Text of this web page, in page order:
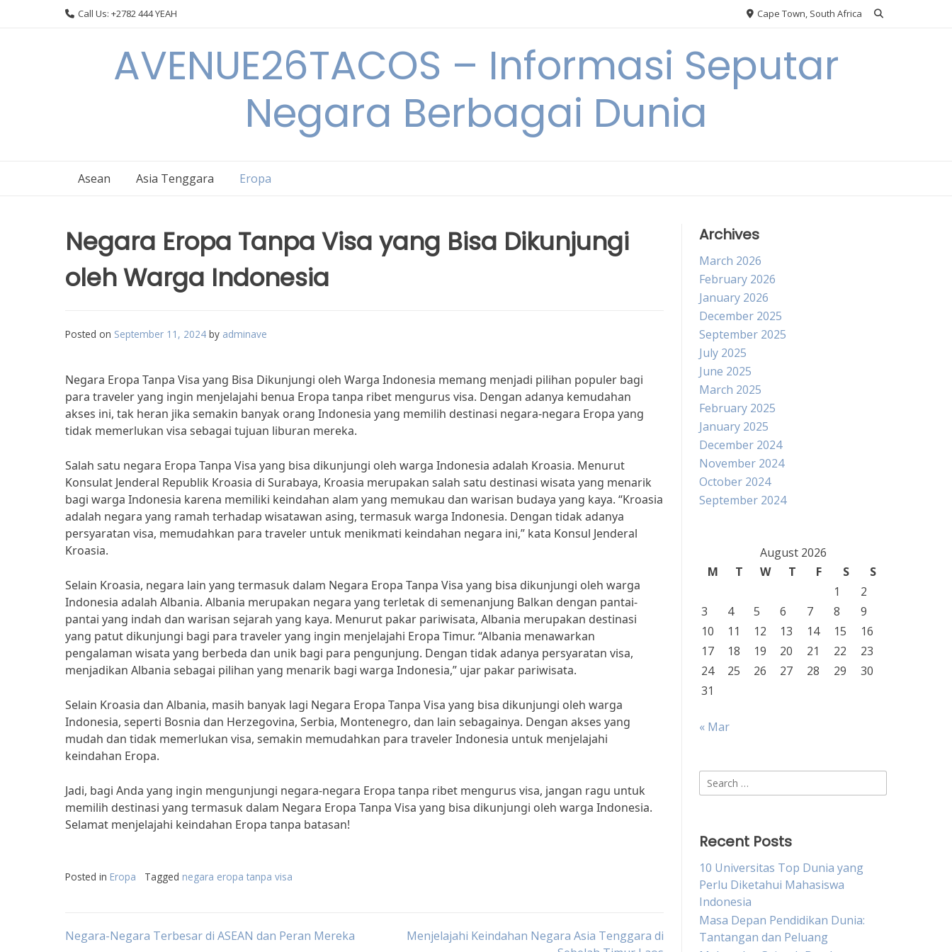
Call Us: +2782 444 YEAH Cape Town, South Africa
AVENUE26TACOS – Informasi Seputar
Negara Berbagai Dunia
Asean Asia Tenggara Eropa
Negara Eropa Tanpa Visa yang Bisa Dikunjungi
oleh Warga Indonesia
Posted on September 11, 2024 by adminave
Negara Eropa Tanpa Visa yang Bisa Dikunjungi oleh Warga Indonesia memang menjadi pilihan populer bagi
para traveler yang ingin menjelajahi benua Eropa tanpa ribet mengurus visa. Dengan adanya kemudahan
akses ini, tak heran jika semakin banyak orang Indonesia yang memilih destinasi negara-negara Eropa yang
tidak memerlukan visa sebagai tujuan liburan mereka.
Salah satu negara Eropa Tanpa Visa yang bisa dikunjungi oleh warga Indonesia adalah Kroasia. Menurut
Konsulat Jenderal Republik Kroasia di Surabaya, Kroasia merupakan salah satu destinasi wisata yang menarik
bagi warga Indonesia karena memiliki keindahan alam yang memukau dan warisan budaya yang kaya. “Kroasia
adalah negara yang ramah terhadap wisatawan asing, termasuk warga Indonesia. Dengan tidak adanya
persyaratan visa, memudahkan para traveler untuk menikmati keindahan negara ini,” kata Konsul Jenderal
Kroasia.
Selain Kroasia, negara lain yang termasuk dalam Negara Eropa Tanpa Visa yang bisa dikunjungi oleh warga
Indonesia adalah Albania. Albania merupakan negara yang terletak di semenanjung Balkan dengan pantai-
pantai yang indah dan warisan sejarah yang kaya. Menurut pakar pariwisata, Albania merupakan destinasi
yang patut dikunjungi bagi para traveler yang ingin menjelajahi Eropa Timur. “Albania menawarkan
pengalaman wisata yang berbeda dan unik bagi para pengunjung. Dengan tidak adanya persyaratan visa,
menjadikan Albania sebagai pilihan yang menarik bagi warga Indonesia,” ujar pakar pariwisata.
Selain Kroasia dan Albania, masih banyak lagi Negara Eropa Tanpa Visa yang bisa dikunjungi oleh warga
Indonesia, seperti Bosnia dan Herzegovina, Serbia, Montenegro, dan lain sebagainya. Dengan akses yang
mudah dan tidak memerlukan visa, semakin memudahkan para traveler Indonesia untuk menjelajahi
keindahan Eropa.
Jadi, bagi Anda yang ingin mengunjungi negara-negara Eropa tanpa ribet mengurus visa, jangan ragu untuk
memilih destinasi yang termasuk dalam Negara Eropa Tanpa Visa yang bisa dikunjungi oleh warga Indonesia.
Selamat menjelajahi keindahan Eropa tanpa batasan!
Posted in Eropa Tagged negara eropa tanpa visa
Post
Negara-Negara Terbesar di ASEAN dan Peran Mereka
Menjelajahi Keindahan Negara Asia Tenggara di
Archives
March 2026
February 2026
January 2026
December 2025
September 2025
July 2025
June 2025
March 2025
February 2025
January 2025
December 2024
November 2024
October 2024
September 2024
August 2026
M
T W T F S
S
1
2
3
4 5 6 7 8
9
10
11 12 13 14 15
16
17
18 19 20 21 22
23
24
25 26 27 28 29
30
31
« Mar
Search
for:
Recent Posts
10 Universitas Top Dunia yang
Perlu Diketahui Mahasiswa
Indonesia
Masa Depan Pendidikan Dunia:
Tantangan dan Peluang